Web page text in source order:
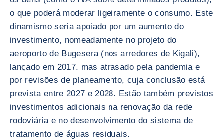
o que poderá moderar ligeiramente o consumo. Este
dinamismo seria apoiado por um aumento do
investimento, nomeadamente no projeto do
aeroporto de Bugesera (nos arredores de Kigali),
lançado em 2017, mas atrasado pela pandemia e
por revisões de planeamento, cuja conclusão está
prevista entre 2027 e 2028. Estão também previstos
investimentos adicionais na renovação da rede
rodoviária e no desenvolvimento do sistema de
tratamento de águas residuais.